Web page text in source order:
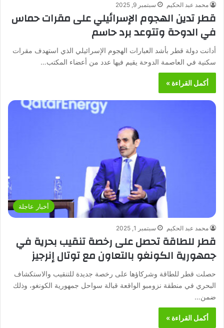
محمد عبد الحكيم سبتمبر 9, 2025
قطر تدين الهجوم الإسرائيلي على مقرات حماس
في الدوحة وتتوعد برد حاسم
أدانت دولة قطر بأشد العبارات الهجوم الإسرائيلي الذي استهدف مقرات
سكنية في العاصمة الدوحة يقيم فيها عدد من أعضاء المكتب…
أكمل القراءة »
أخبار عاجلة
محمد عبد الحكيم سبتمبر 1, 2025
قطر للطاقة تحصل على رخصة تنقيب بحرية في
جمهورية الكونغو بالتعاون مع توتال إنرجيز
حصلت قطر للطاقة وشركاؤها على رخصة جديدة للتنقيب والاستكشاف
البحري في منطقة نزومبو الواقعة قبالة سواحل جمهورية الكونغو، وذلك
ضمن…
أكمل القراءة »